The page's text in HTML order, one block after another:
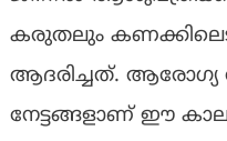
കരുതലും
ആദരിച്ചത്. ആരോഗ്യ
നേട്ടങ്ങളാണ് ഈ